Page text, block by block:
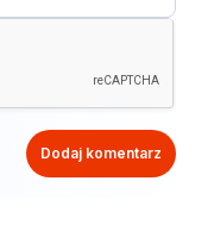
Dodaj komentarz